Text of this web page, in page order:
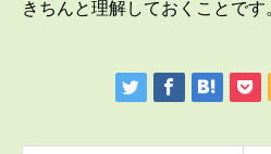
きちんと理解しておくことです